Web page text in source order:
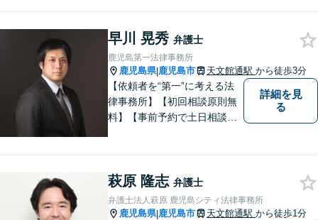
す。困ったらすぐにご相談く
ださい。
早川 晃秀 弁護士
鹿児島第一法律事務所
鹿児島県|鹿児島市 天文館通駅 から徒歩3分
【依頼者を“第一”に考える法
律事務所】【初回相談原則無
料】【事前予約で土日相談
て、確かな経験にもとづき、
幅広い分野の法的トラブルへ
の対応が可能です。
詳細を見
る
萩原 隆志 弁護士
弁護士法人萩原 鹿児島シティ法律事務所
鹿児島県|鹿児島市 天文館通駅 から徒歩1分